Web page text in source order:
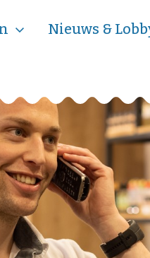
Nieuws &